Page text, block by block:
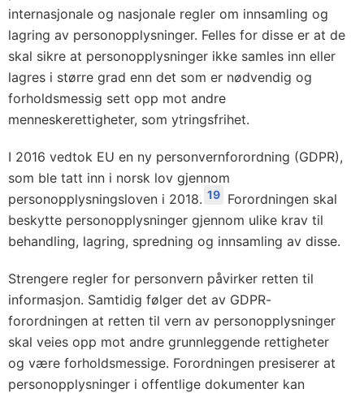
internasjonale og nasjonale regler om innsamling og
lagring av personopplysninger. Felles for disse er at de
skal sikre at personopplysninger ikke samles inn eller
lagres i større grad enn det som er nødvendig og
forholdsmessig sett opp mot andre
menneskerettigheter, som ytringsfrihet.
I 2016 vedtok EU en ny personvernforordning (GDPR),
som ble tatt inn i norsk lov gjennom
personopplysningsloven i 2018. 19 Forordningen skal
beskytte personopplysninger gjennom ulike krav til
behandling, lagring, spredning og innsamling av disse.
Strengere regler for personvern påvirker retten til
informasjon. Samtidig følger det av GDPR-
forordningen at retten til vern av personopplysninger
skal veies opp mot andre grunnleggende rettigheter
og være forholdsmessige. Forordningen presiserer at
personopplysninger i offentlige dokumenter kan